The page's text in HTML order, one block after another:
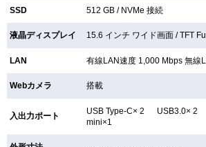
SSD 512 GB / NVMe 接続
液晶ディスプレイ 15.6 インチ ワイド画面 /TFT
LAN 有線LAN速度 1,000 Mbps 無線
Webカメラ 搭載
入出力ポート
USB Type-C× 2 USB3.0×
mini×1